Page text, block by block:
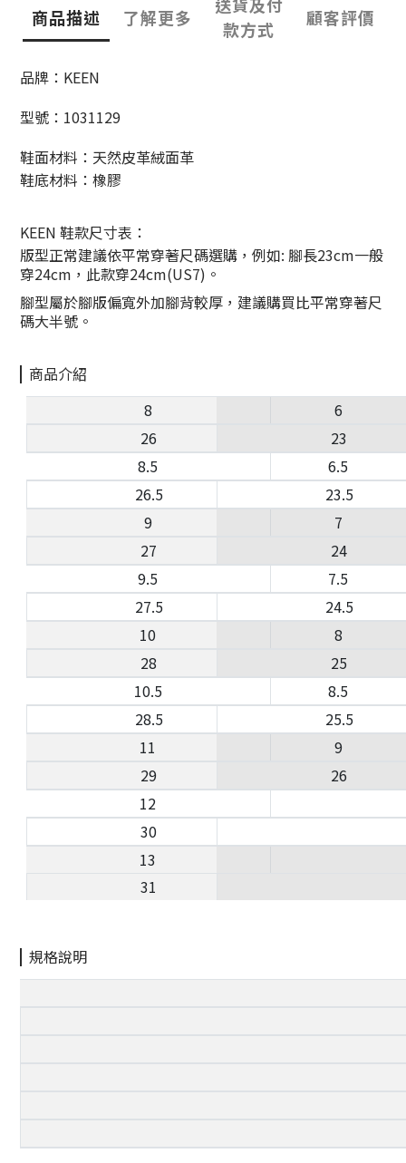
商品描述 了解更多
送貨及付
款方式
顧客評價
品牌：KEEN
型號：1031129
鞋面材料：天然皮革絨面革
鞋底材料：橡膠
KEEN 鞋款尺寸表：
版型正常建議依平常穿著尺碼選購，例如: 腳長23cm一般
穿24cm，此款穿24cm(US7)。
腳型屬於腳版偏寬外加腳背較厚，建議購買比平常穿著尺
碼大半號。
商品介紹
8
26
8.5
26.5
9
27
9.5
27.5
10
28
10.5
28.5
11
29
12
30
13
31
6
23
6.5
23.5
7
24
7.5
24.5
8
25
8.5
25.5
9
26
規格說明